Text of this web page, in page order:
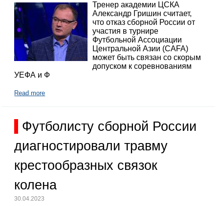
Тренер академии ЦСКА
Александр Гришин считает,
что отказ сборной России от
участия в турнире
Футбольной Ассоциации
Центральной Азии (CAFA)
может быть связан со скорым
допуском к соревнованиям
УЕФА и Ф
Read more
Футболисту сборной России
диагностировали травму
крестообразных связок
колена
30.04.2023